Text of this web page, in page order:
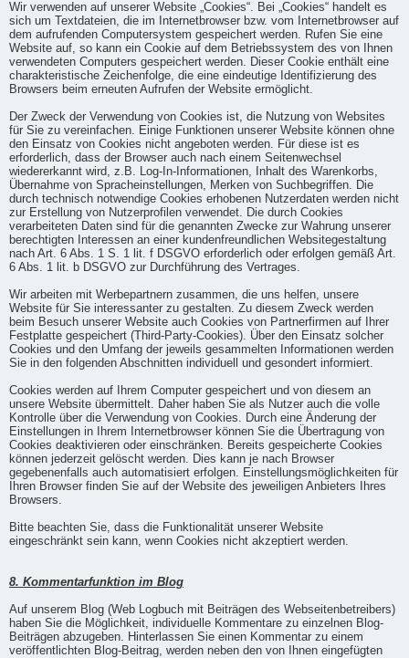
Wir verwenden auf unserer Website „Cookies“. Bei „Cookies“ handelt es
sich um Textdateien, die im Internetbrowser bzw. vom Internetbrowser auf
dem aufrufenden Computersystem gespeichert werden. Rufen Sie eine
Website auf, so kann ein Cookie auf dem Betriebssystem des von Ihnen
verwendeten Computers gespeichert werden. Dieser Cookie enthält eine
charakteristische Zeichenfolge, die eine eindeutige Identifizierung des
Browsers beim erneuten Aufrufen der Website ermöglicht.
Der Zweck der Verwendung von Cookies ist, die Nutzung von Websites
für Sie zu vereinfachen. Einige Funktionen unserer Website können ohne
den Einsatz von Cookies nicht angeboten werden. Für diese ist es
erforderlich, dass der Browser auch nach einem Seitenwechsel
wiedererkannt wird, z.B. Log-In-Informationen, Inhalt des Warenkorbs,
Übernahme von Spracheinstellungen, Merken von Suchbegriffen. Die
durch technisch notwendige Cookies erhobenen Nutzerdaten werden nicht
zur Erstellung von Nutzerprofilen verwendet. Die durch Cookies
verarbeiteten Daten sind für die genannten Zwecke zur Wahrung unserer
berechtigten Interessen an einer kundenfreundlichen Websitegestaltung
nach Art. 6 Abs. 1 S. 1 lit. f DSGVO erforderlich oder erfolgen gemäß Art.
6 Abs. 1 lit. b DSGVO zur Durchführung des Vertrages.
Wir arbeiten mit Werbepartnern zusammen, die uns helfen, unsere
Website für Sie interessanter zu gestalten. Zu diesem Zweck werden
beim Besuch unserer Website auch Cookies von Partnerfirmen auf Ihrer
Festplatte gespeichert (Third-Party-Cookies). Über den Einsatz solcher
Cookies und den Umfang der jeweils gesammelten Informationen werden
Sie in den folgenden Abschnitten individuell und gesondert informiert.
Cookies werden auf Ihrem Computer gespeichert und von diesem an
unsere Website übermittelt. Daher haben Sie als Nutzer auch die volle
Kontrolle über die Verwendung von Cookies. Durch eine Änderung der
Einstellungen in Ihrem Internetbrowser können Sie die Übertragung von
Cookies deaktivieren oder einschränken. Bereits gespeicherte Cookies
können jederzeit gelöscht werden. Dies kann je nach Browser
gegebenenfalls auch automatisiert erfolgen. Einstellungsmöglichkeiten für
Ihren Browser finden Sie auf der Website des jeweiligen Anbieters Ihres
Browsers.
Bitte beachten Sie, dass die Funktionalität unserer Website
eingeschränkt sein kann, wenn Cookies nicht akzeptiert werden.
8. Kommentarfunktion im Blog
Auf unserem Blog (Web Logbuch mit Beiträgen des Webseitenbetreibers)
haben Sie die Möglichkeit, individuelle Kommentare zu einzelnen Blog-
Beiträgen abzugeben. Hinterlassen Sie einen Kommentar zu einem
veröffentlichten Blog-Beitrag, werden neben den von Ihnen eingefügten